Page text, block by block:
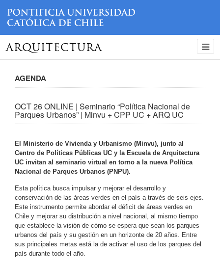
ARQUITECTURA
AGENDA
OCT 26 ONLINE | Seminario “Política Nacional de
Parques Urbanos” | Minvu + CPP UC + ARQ UC
El Ministerio de Vivienda y Urbanismo (Minvu), junto al
Centro de Políticas Públicas UC y la Escuela de Arquitectura
UC invitan al seminario virtual en torno a la nueva Política
Nacional de Parques Urbanos (PNPU).
Esta política busca impulsar y mejorar el desarrollo y
conservación de las áreas verdes en el país a través de seis ejes.
Este instrumento permite abordar el déficit de áreas verdes en
Chile y mejorar su distribución a nivel nacional, al mismo tiempo
que establece la visión de cómo se espera que sean los parques
urbanos del país y su gestión en un horizonte de 20 años. Entre
sus principales metas está la de activar el uso de los parques del
país durante todo el año.